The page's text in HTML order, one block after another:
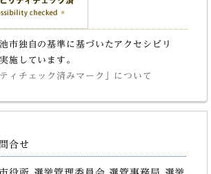
市独自の基準に基づいたアクセシビリ
施しています。
ィチェック済みマーク」について
合せ